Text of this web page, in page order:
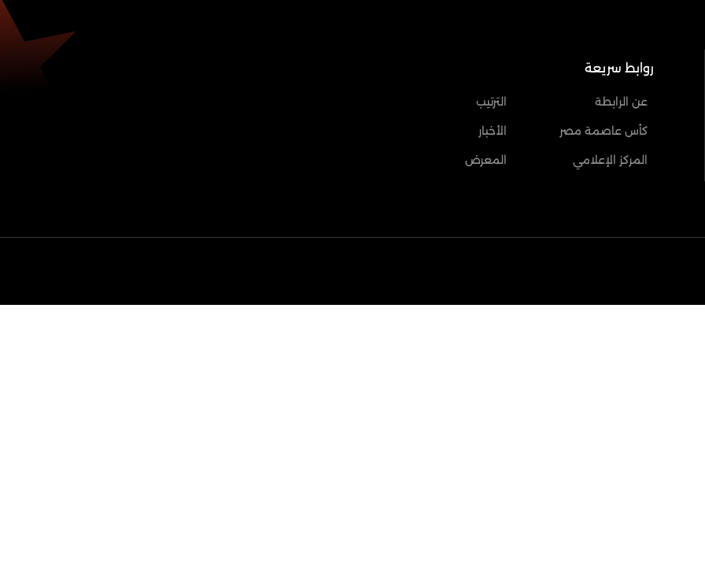
روابط سريعة
عن الرابطة الترتيب
كأس عاصمة مصر الأخبار
المركز الإعلامي المعرض